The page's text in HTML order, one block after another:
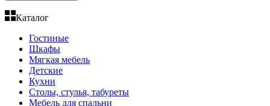
Каталог
Гостиные
Шкафы
Мягкая мебель
Детские
Кухни
Столы, стулья, табуреты
Мебель для спальни